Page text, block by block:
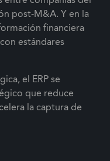
post-M&A. Y en la
financiera
estándares
el ERP se
que reduce
la captura de